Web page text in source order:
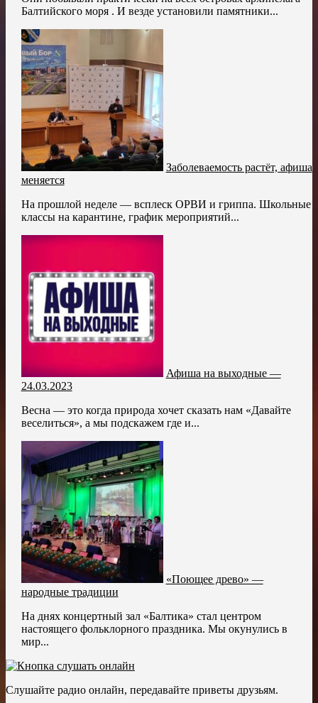
Балтийского моря . И везде установили памятники...
Заболеваемость растёт, афиша
меняется
На прошлой неделе — всплеск ОРВИ и гриппа. Школьные
классы на карантине, график мероприятий...
Афиша на выходные —
24.03.2023
Весна — это когда природа хочет сказать нам «Давайте
веселиться», а мы подскажем где и...
«Поющее древо» —
народные традиции
На днях концертный зал «Балтика» стал центром
настоящего фольклорного праздника. Мы окунулись в
мир...
Слушайте радио онлайн, передавайте приветы друзьям.